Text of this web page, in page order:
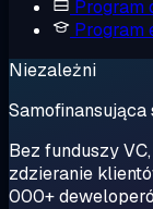
Program
Program
Niezależni
Bez funduszy
zdzieranie
000+